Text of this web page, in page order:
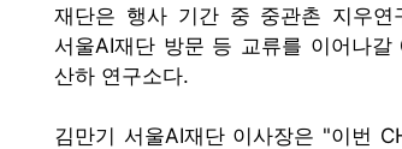
재단은 행사 기간 중 중관촌 지우
서울AI재단 방문 등 교류를 이어나
산하 연구소다.
김만기 서울AI재단 이사장은 "이번